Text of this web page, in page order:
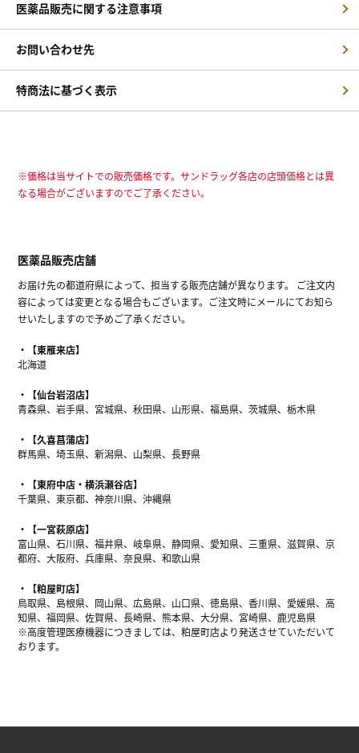
医薬品販売に関する注意事項
お問い合わせ先
特商法に基づく表示
※価格は当サイトでの販売価格です。サンドラッグ各店の店頭価格とは異
なる場合がございますのでご了承ください。
医薬品販売店舗
お届け先の都道府県によって、担当する販売店舗が異なります。 ご注文内
容によっては変更となる場合もございます。ご注文時にメールにてお知ら
せいたしますので予めご了承ください。
【東雁来店】
北海道
【仙台岩沼店】
青森県、岩手県、宮城県、秋田県、山形県、福島県、茨城県、栃木県
【久喜菖蒲店】
群馬県、埼玉県、新潟県、山梨県、長野県
【東府中店・横浜瀬谷店】
千葉県、東京都、神奈川県、沖縄県
【一宮萩原店】
富山県、石川県、福井県、岐阜県、静岡県、愛知県、三重県、滋賀県、京
都府、大阪府、兵庫県、奈良県、和歌山県
【粕屋町店】
鳥取県、島根県、岡山県、広島県、山口県、徳島県、香川県、愛媛県、高
知県、福岡県、佐賀県、長崎県、熊本県、大分県、宮崎県、鹿児島県
※高度管理医療機器につきましては、粕屋町店より発送させていただいて
おります。